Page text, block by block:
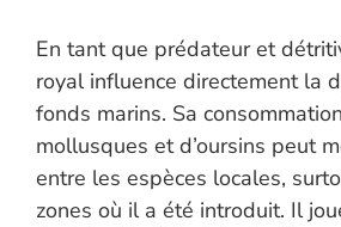
En tant que prédateur et
royal influence directement la
fonds marins. Sa
mollusques et d’oursins peut
entre les espèces locales,
zones où il a été introduit. Il